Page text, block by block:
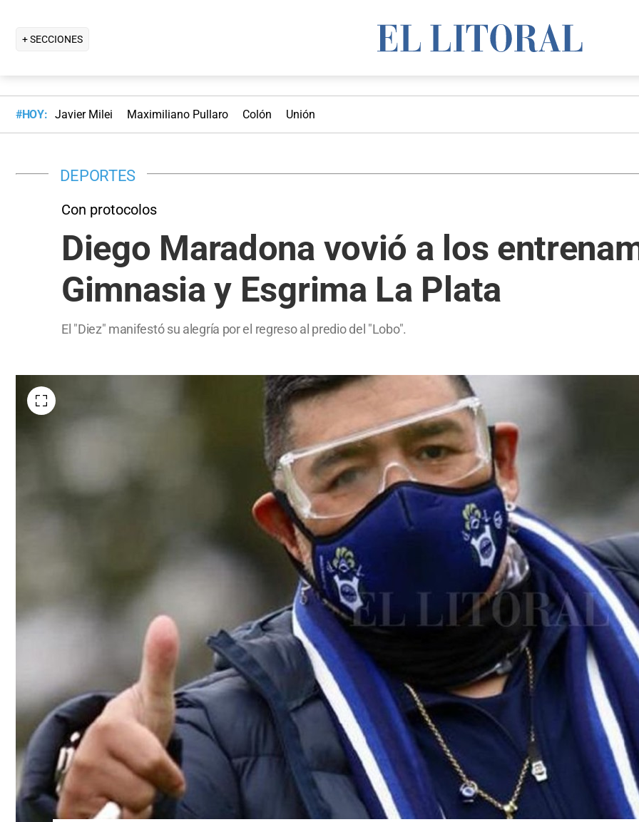
+ SECCIONES
#HOY: Javier Milei Maximiliano Pullaro Colón Unión
DEPORTES
Con protocolos
Diego Maradona vovió a los
Gimnasia y Esgrima La Plata
El "Diez" manifestó su alegría por el regreso al predio del "Lobo".